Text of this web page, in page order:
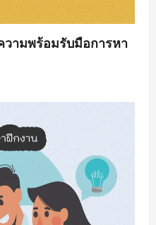
วามพร้อมรับมือการหา